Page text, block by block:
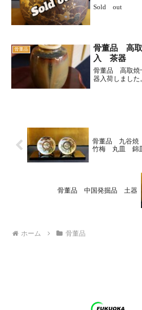
Sold out
骨董品
骨董品 高
入 茶器
骨董品 高取
器入荷しました
骨董品 九谷
竹梅 丸皿 錦
骨董品 中国発掘品 土器
ホーム 骨董品